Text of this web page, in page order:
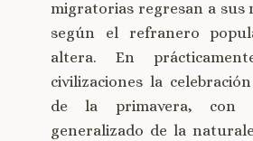
migratorias regresan a sus
según el refranero
altera. En
civilizaciones la
de la primavera, con
generalizado de la